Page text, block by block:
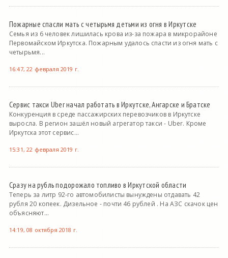
Пожарные спасли мать с четырьмя детьми из огня в Иркутске
Семья из 6 человек лишилась крова из-за пожара в микрорайоне
Первомайском Иркутска. Пожарным удалось спасти из огня мать с
четырьмя...
16:47, 22 февраля 2019 г.
Сервис такси Uber начал работать в Иркутске, Ангарске и Братске
Конкуренция в среде пассажирских перевозчиков в Иркутске
выросла. В регион зашёл новый агрегатор такси - Uber. Кроме
Иркутска этот сервис...
15:31, 22 февраля 2019 г.
Сразу на рубль подорожало топливо в Иркутской области
Теперь за литр 92-го автомобилисты вынуждены отдавать 42
рубля 20 копеек. Дизельное - почти 46 рублей . На АЗС скачок цен
объясняют...
14:19, 08 октября 2018 г.